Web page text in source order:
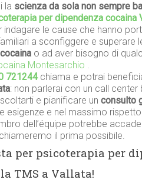
la scienza da sola non sempre
per dipendenza cocaina
indagare le cause che hanno
a sconfiggere e
o ad aver bisogno di
Montesarchio .
721244chiama e potrai
: non parlerai con un call
e pianificare un consulto
esigenze e nel massimo
dell’équipe potrebbe
il prima possibile.
per psicoterapia per
TMS a Vallata!